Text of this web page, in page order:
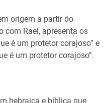
origem a partir do
com Rael, apresenta os
é um protetor corajoso” e
é um protetor corajoso”.
hebraica e bíblica que